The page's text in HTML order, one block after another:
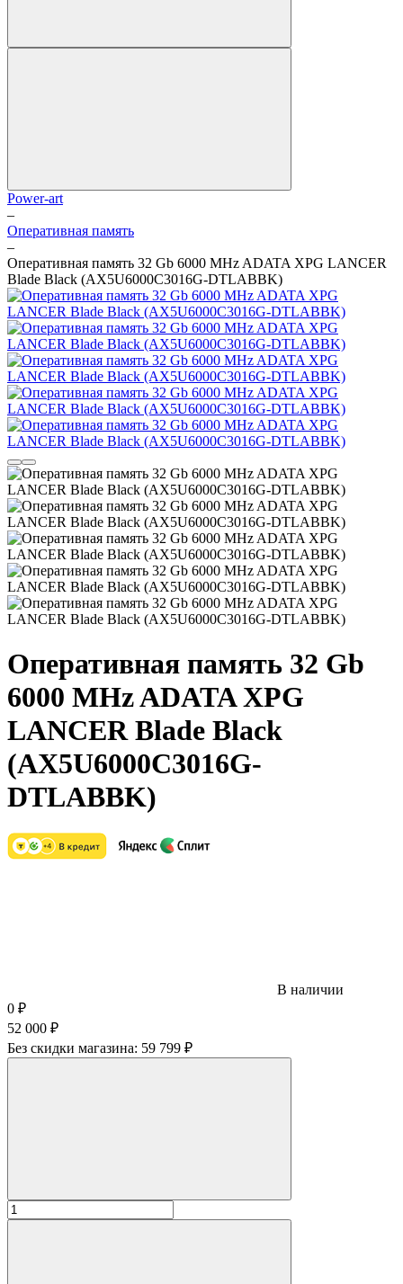
Power-art
–
Оперативная память
–
Оперативная память 32 Gb 6000 MHz ADATA XPG LANCER
Blade Black (AX5U6000C3016G-DTLABBK)
Оперативная память 32 Gb
6000 MHz ADATA XPG
LANCER Blade Black
(AX5U6000C3016G-
DTLABBK)
В наличии
0 ₽
52 000 ₽
Без скидки магазина: 59 799 ₽